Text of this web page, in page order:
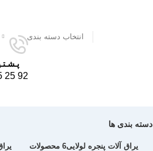
انتخاب دسته بندی
92 25 35 37 031
دسته بندی ها
یراق آلات پنجره لولایی6 محصولات